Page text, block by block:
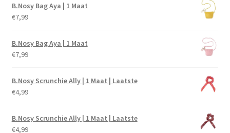
B.Nosy Bag Aya | 1 Maat
€7,99
B.Nosy Bag Aya | 1 Maat
€7,99
B.Nosy Scrunchie Ally | 1 Maat | Laatste
€4,99
B.Nosy Scrunchie Ally | 1 Maat | Laatste
€4,99